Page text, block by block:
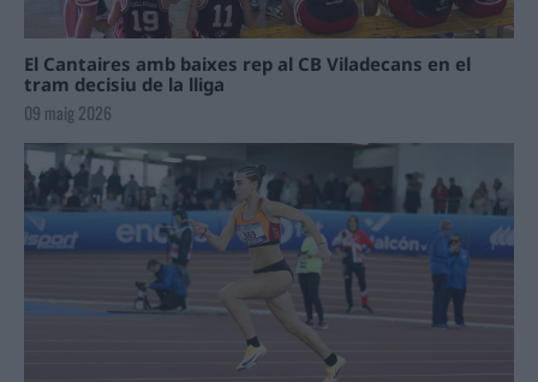
El Cantaires amb baixes rep al CB Viladecans en el
tram decisiu de la lliga
09 maig 2026